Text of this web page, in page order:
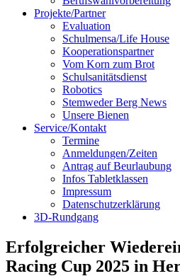
Projekte/Partner
Evaluation
Schulmensa/Life House
Kooperationspartner
Vom Korn zum Brot
Schulsanitätsdienst
Robotics
Stemweder Berg News
Unsere Bienen
Service/Kontakt
Termine
Anmeldungen/Zeiten
Antrag auf Beurlaubung
Infos Tabletklassen
Impressum
Datenschutzerklärung
3D-Rundgang
Erfolgreicher
Racing Cup 2025 in